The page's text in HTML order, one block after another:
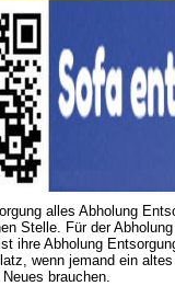
alles Abholung
Stelle. Für der
ihre Abholung
wenn jemand ein
brauchen.